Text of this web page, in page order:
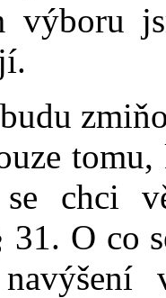
výboru
chci
O co